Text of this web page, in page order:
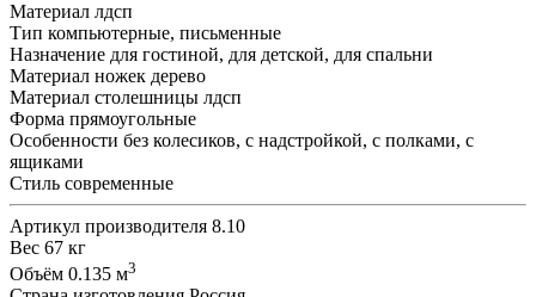
Материал лдсп
Тип компьютерные, письменные
Назначение для гостиной, для детской, для спальни
Материал ножек дерево
Материал столешницы лдсп
Форма прямоугольные
Особенности без колесиков, с надстройкой, с полками, с
ящиками
Стиль современные
Артикул производителя 8.10
Вес 67 кг
Объём 0.135 м3